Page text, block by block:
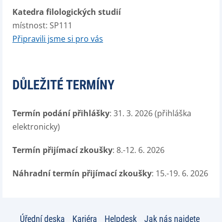
Katedra filologických studií
místnost: SP111
Připravili jsme si pro vás
DŮLEŽITÉ TERMÍNY
Termín podání přihlášky: 31. 3. 2026 (přihláška
elektronicky)
Termín přijímací zkoušky: 8.-12. 6. 2026
Náhradní termín přijímací zkoušky: 15.-19. 6. 2026
Úřední deska Kariéra Helpdesk Jak nás najdete